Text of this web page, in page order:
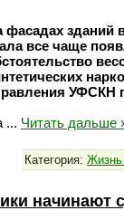
фасадах зданий
все чаще
УФСКН
... Читать дальше
Категория:
начинают